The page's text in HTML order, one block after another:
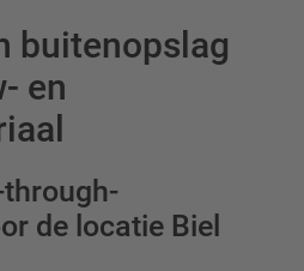
buitenopslag
en
de locatie Biel